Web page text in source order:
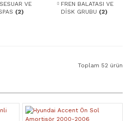
VE
(2)
FREN BALATASI VE
DİSK GRUBU (2)
Toplam 52 ürün